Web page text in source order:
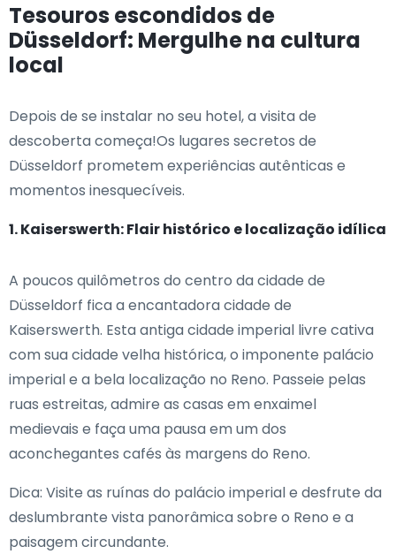
Tesouros escondidos de
Düsseldorf: Mergulhe na cultura
local
Depois de se instalar no seu hotel, a visita de
descoberta começa!Os lugares secretos de
Düsseldorf prometem experiências autênticas e
momentos inesquecíveis.
1. Kaiserswerth: Flair histórico e localização idílica
A poucos quilômetros do centro da cidade de
Düsseldorf fica a encantadora cidade de
Kaiserswerth. Esta antiga cidade imperial livre cativa
com sua cidade velha histórica, o imponente palácio
imperial e a bela localização no Reno. Passeie pelas
ruas estreitas, admire as casas em enxaimel
medievais e faça uma pausa em um dos
aconchegantes cafés às margens do Reno.
Dica: Visite as ruínas do palácio imperial e desfrute da
deslumbrante vista panorâmica sobre o Reno e a
paisagem circundante.